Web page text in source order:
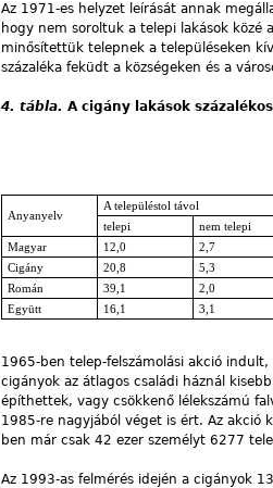
Az 1971-es helyzet leírását annak
hogy nem soroltuk a telepi lakások közé
minősítettük telepnek a településeken
százaléka feküdt a községeken és a
4. tábla. A cigány lakások
Anyanyelv
A településtol távol
telepi
nem telepi
Magyar
12,0 2,7
Cigány
20,8 5,3
Román
39,1 2,0
Együtt
16,1 3,1
1965-ben telep-felszámolási akció
cigányok az átlagos családi háznál
építhettek, vagy csökkenő lélekszámú
1985-re nagyjából véget is ért. Az akció
ben már csak 42 ezer személyt 6277
Az 1993-as felmérés idején a cigányok